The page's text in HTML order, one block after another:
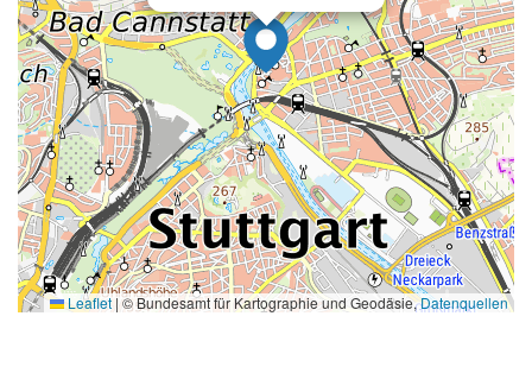
Leaflet |© Bundesamt für Kartographie und Geodäsie,Datenquellen